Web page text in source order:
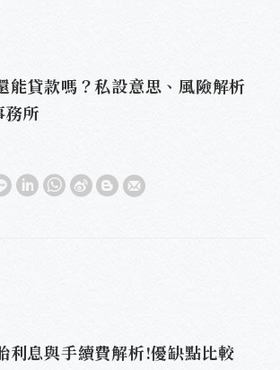
能貸款嗎？私設意思、風險解析
務所
利息與手續費解析!優缺點比較